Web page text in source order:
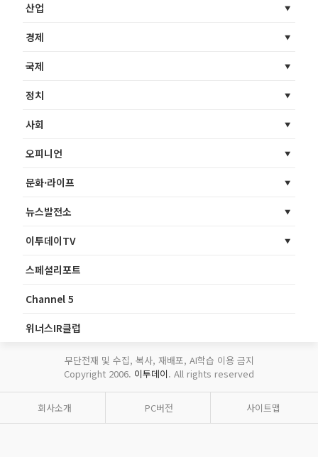
산업
경제
국제
정치
사회
오피니언
문화·라이프
뉴스발전소
이투데이TV
스페셜리포트
Channel 5
위너스IR클럽
무단전재 및 수집, 복사, 재배포, AI학습 이용 금지
Copyright 2006. 이투데이. All rights reserved
회사소개 PC버전 사이트맵